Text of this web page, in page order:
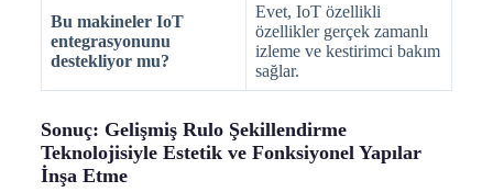
Bu makineler IoT
entegrasyonunu
destekliyor mu?
Evet, IoT özellikli
özellikler gerçek zamanlı
izleme ve kestirimci bakım
sağlar.
Sonuç: Gelişmiş Rulo Şekillendirme
Teknolojisiyle Estetik ve Fonksiyonel Yapılar
İnşa Etme